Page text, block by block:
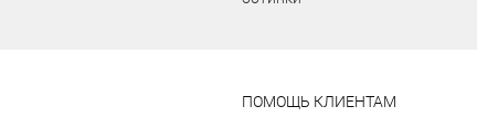
ПОМОЩЬ КЛИЕНТАМ